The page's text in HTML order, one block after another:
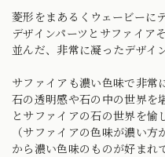
菱形をまあるくウェービーに
デザインパーツとサファイア
並んだ、非常に凝ったデザイ
サファイアも濃い色味で非常
石の透明感や石の中の世界を
とサファイアの石の世界を
（サファイアの色味が濃い
から濃い色味のものが好まれ